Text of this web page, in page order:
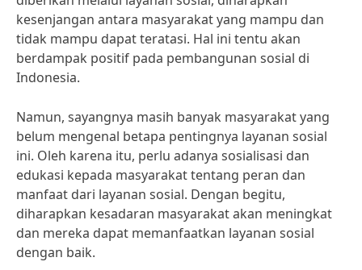
kesenjangan antara masyarakat yang mampu dan
tidak mampu dapat teratasi. Hal ini tentu akan
berdampak positif pada pembangunan sosial di
Indonesia.
Namun, sayangnya masih banyak masyarakat yang
belum mengenal betapa pentingnya layanan sosial
ini. Oleh karena itu, perlu adanya sosialisasi dan
edukasi kepada masyarakat tentang peran dan
manfaat dari layanan sosial. Dengan begitu,
diharapkan kesadaran masyarakat akan meningkat
dan mereka dapat memanfaatkan layanan sosial
dengan baik.